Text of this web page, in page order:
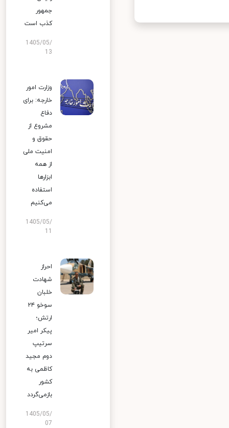
جمهور
کذب است
1405/05/
13
وزارت امور
خارجه: برای
دفاع
مشروع از
حقوق و
امنیت ملی
از همه
ابزارها
استفاده
می‌کنیم
1405/05/
احراز
شهادت
خلبان
سوخو ۲۴
ارتش؛
پیکر امیر
سرتیپ
دوم مجید
کاظمی به
کشور
بازمی‌گردد
1405/05/
07